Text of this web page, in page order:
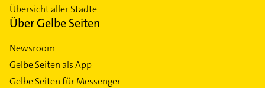
Übersicht aller Städte
Über Gelbe Seiten
Newsroom
Gelbe Seiten als App
Gelbe Seiten für Messenger